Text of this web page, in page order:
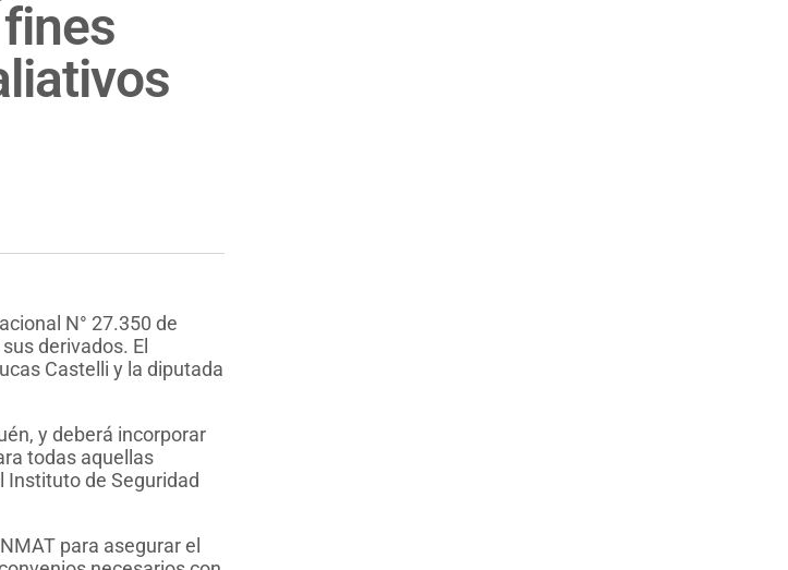
N° 27.350 de
derivados. El
Castelli y la diputada
y deberá incorporar
todas aquellas
Instituto de Seguridad
para asegurar el